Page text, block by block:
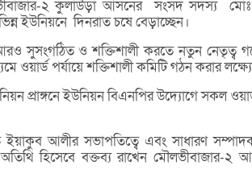
২ কুলাউড়া আসনের সংসদ সদস্য
ইউনিয়নে দিনরাত চষে বেড়াচ্ছেন।
সুসংগঠিত ও শক্তিশালী করতে নতুন নেতৃত্ব
ওয়ার্ড পর্যায়ে শক্তিশালী কমিটি গঠন করার
প্রাঙ্গনে ইউনিয়ন বিএনপির উদ্যোগে সকল
আলীর সভাপতিত্বে এবং সাধারণ
হিসেবে বক্তব্য রাখেন